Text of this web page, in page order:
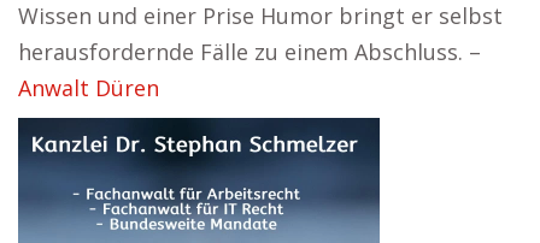
Wissen und einer Prise Humor bringt er selbst
herausfordernde Fälle zu einem Abschluss. –
Anwalt Düren